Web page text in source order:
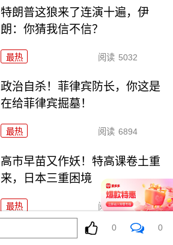
特朗普这狼来了连演十遍，伊
朗：你猜我信不信？
最热 阅读 5032
政治自杀！菲律宾防长，你这是
在给菲律宾掘墓！
最热 阅读 6894
高市早苗又作妖！特高课卷土重
来，日本三重困境
最热 阅读 4411
央视：空警600横空出世，美航母
0 0